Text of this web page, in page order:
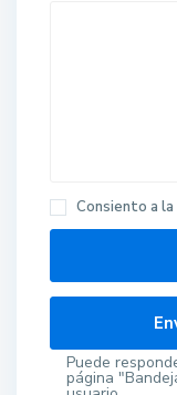
Consiento a la
Puede
página